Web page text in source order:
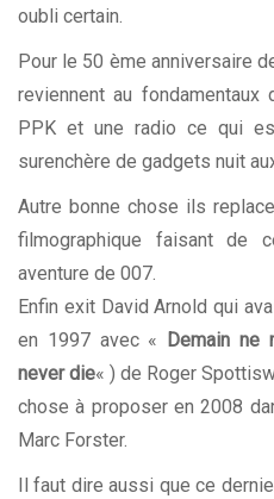
oubli certain.
Pour le 50 ème anniversaire
reviennent au
PPK et une radio ce qui
surenchère de gadgets nuit
Autre bonne chose ils
filmographique faisant de
aventure de 007.
Enfin exit David Arnold qui
en 1997 avec «
Demain ne
never die« ) de Roger
chose à proposer en 2008
Marc Forster.
Il faut dire aussi que ce